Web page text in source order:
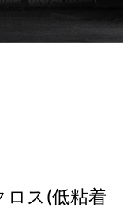
ロス(低粘着